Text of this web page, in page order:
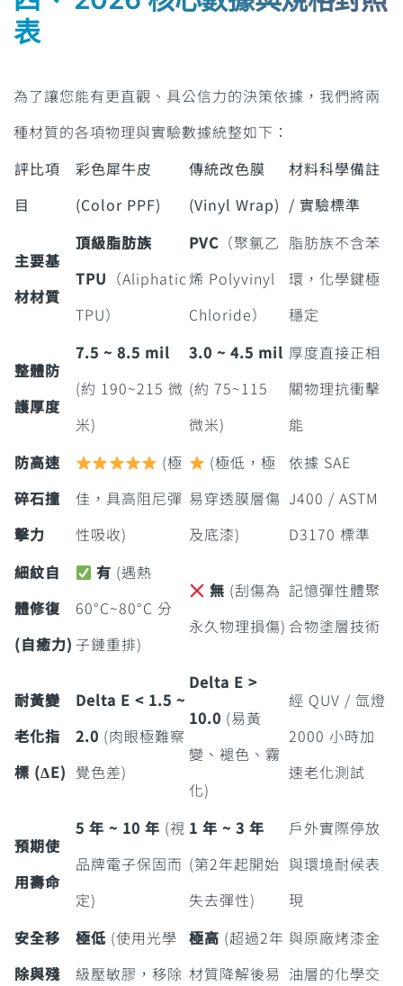
表
為了讓您能有更直觀、具公信力的決策依據，我們將兩
種材質的各項物理與實驗數據統整如下：
評比項
目
彩色犀牛皮
(Color PPF)
傳統改色膜
(Vinyl Wrap)
材料科學備註
/ 實驗標準
主要基
材材質
頂級脂肪族
TPU （Aliphatic
TPU）
PVC（聚氯乙
烯 Polyvinyl
Chloride）
脂肪族不含苯
環，化學鍵極
穩定
整體防
護厚度
7.5 ~ 8.5 mil
(約 190~215 微
米)
3.0 ~ 4.5 mil
(約 75~115
微米)
厚度直接正相
關物理抗衝擊
能
防高速
碎石撞
擊力
(極
佳，具高阻尼彈
性吸收)
(極低，極
易穿透膜層傷
及底漆)
依據 SAE
J400 / ASTM
D3170 標準
細紋自
體修復
(自癒力)
有 (遇熱
60°C~80°C 分
子鏈重排)
無 (刮傷為
永久物理損傷)
記憶彈性體聚
合物塗層技術
耐黃變
老化指
標 (ΔE)
Delta E < 1.5 ~
2.0 (肉眼極難察
覺色差)
Delta E >
10.0 (易黃
變、褪色、霧
化)
經 QUV / 氙燈
2000 小時加
速老化測試
預期使
用壽命
5 年 ~ 10 年 (視
品牌電子保固而
定)
1 年 ~ 3 年
(第2年起開始
失去彈性)
戶外實際停放
與環境耐候表
現
安全移
除與殘
極低 (使用光學
級壓敏膠，移除
極高 (超過2年
材質降解後易
與原廠烤漆金
油層的化學交